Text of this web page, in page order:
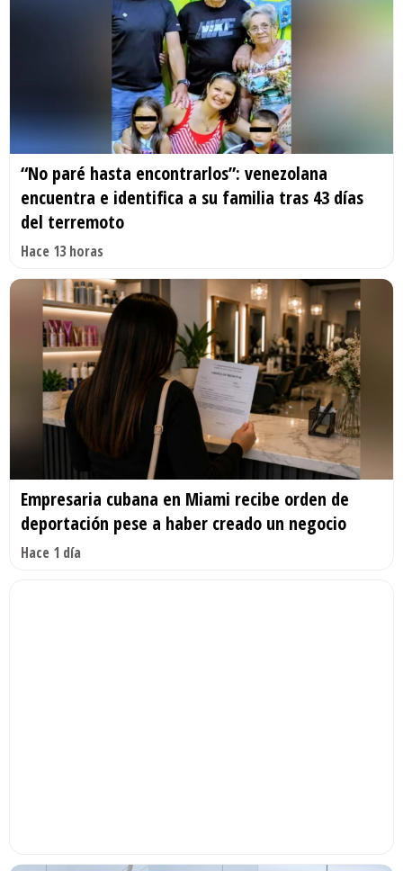
“No paré hasta encontrarlos”: venezolana
encuentra e identifica a su familia tras 43 días
del terremoto
Hace 13 horas
Empresaria cubana en Miami recibe orden de
deportación pese a haber creado un negocio
Hace 1 día